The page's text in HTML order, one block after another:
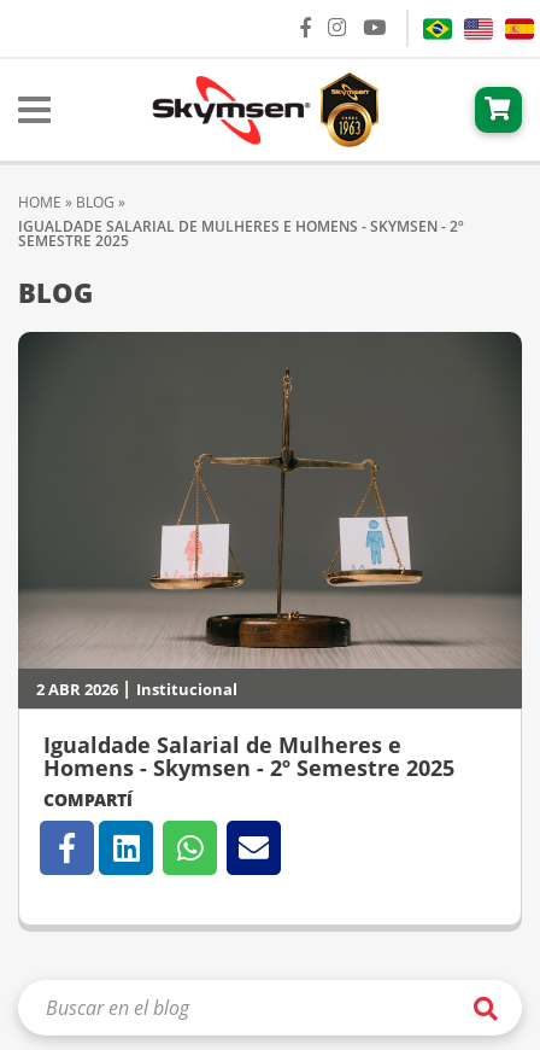
HOME » BLOG »
IGUALDADE SALARIAL DE MULHERES E HOMENS - SKYMSEN - 2º
SEMESTRE 2025
BLOG
2 ABR 2026 | Institucional
Igualdade Salarial de Mulheres e
Homens - Skymsen - 2º Semestre 2025
COMPARTÍ